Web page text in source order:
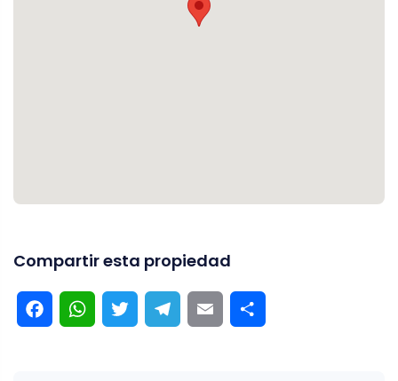
Compartir esta propiedad
FacebookWhatsAppTwitter TelegramEmail